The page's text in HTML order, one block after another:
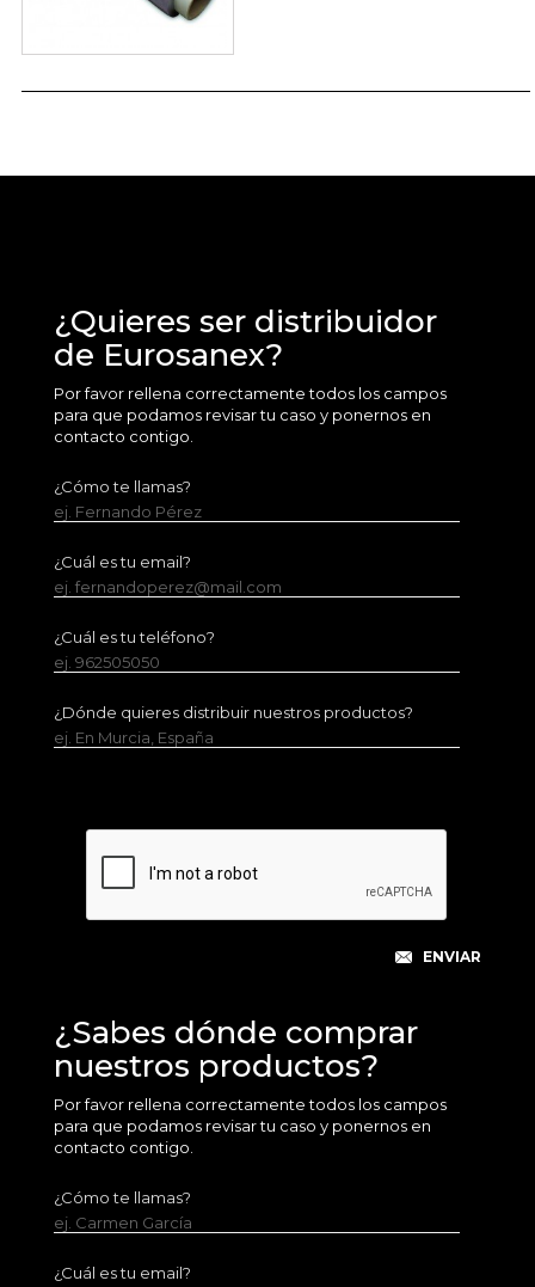
¿Quieres ser distribuidor
de Eurosanex?
Por favor rellena correctamente todos los campos
para que podamos revisar tu caso y ponernos en
contacto contigo.
¿Cómo te llamas?
ej. Fernando Pérez
¿Cuál es tu email?
ej. fernandoperez@mail.com
¿Cuál es tu teléfono?
ej. 962505050
¿Dónde quieres distribuir nuestros productos?
ej. En Murcia, España
¿Sabes dónde comprar
nuestros productos?
Por favor rellena correctamente todos los campos
para que podamos revisar tu caso y ponernos en
contacto contigo.
¿Cómo te llamas?
ej. Carmen García
¿Cuál es tu email?